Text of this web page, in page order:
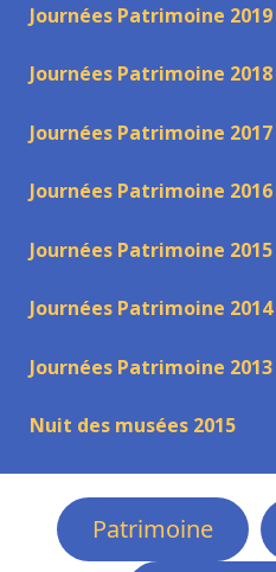
Journées Patrimoine 2019
Journées Patrimoine 2018
Journées Patrimoine 2017
Journées Patrimoine 2016
Journées Patrimoine 2015
Journées Patrimoine 2014
Journées Patrimoine 2013
Nuit des musées 2015
Patrimoine